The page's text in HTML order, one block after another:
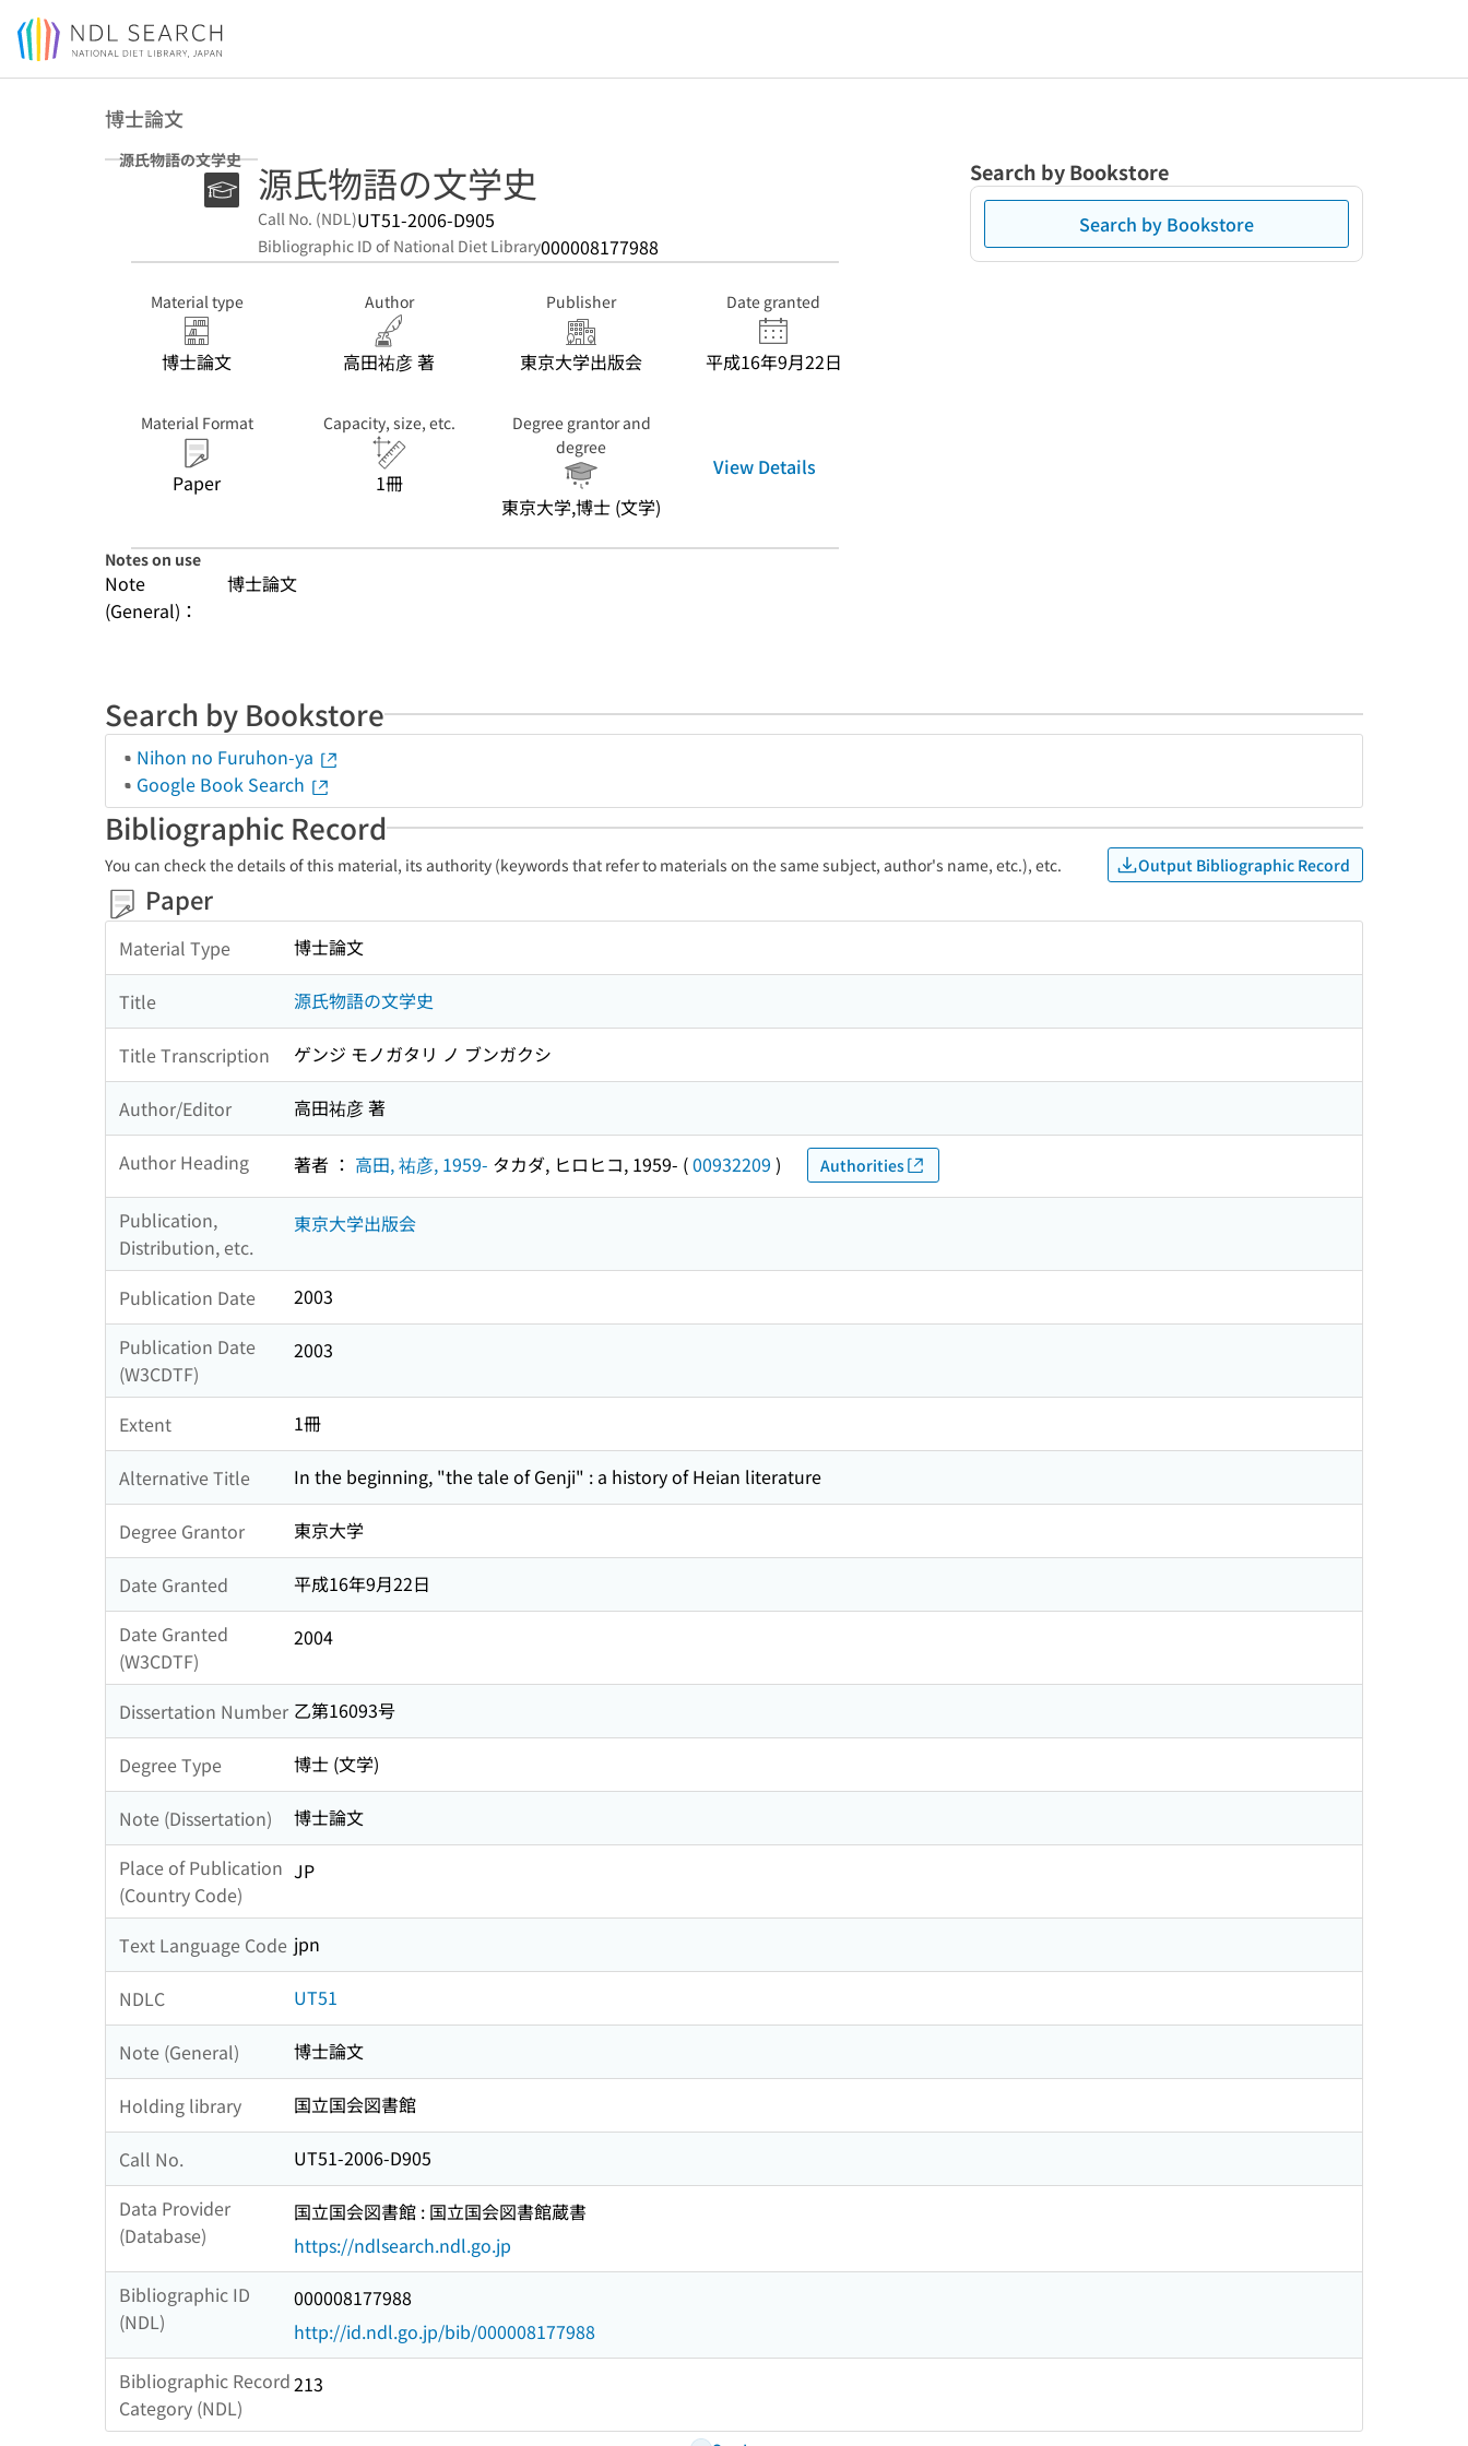
Jump to main content
博士論文
源氏物語の文学史 源氏物語の文学史
Call No. (NDL)UT51-2006-D905
Bibliographic ID of National Diet Library000008177988
Material type
博士論文
Author
高田祐彦 著
Publisher
東京大学出版会
Date granted
平成16年9月22日
Material Format
Paper
Capacity, size, etc.
1冊
Degree grantor and
degree
東京大学,博士 (文学)
View Details
Notes on use
Note
(General)：
博士論文
Search by Bookstore
Search by Bookstore
Search by Bookstore
Nihon no Furuhon-ya
Google Book Search
Bibliographic Record
You can check the details of this material, its authority (keywords that refer to materials on the same subject, author's name, etc.), etc. Output Bibliographic Record
Paper
Material Type 博士論文
Title 源氏物語の文学史
Title Transcription ゲンジ モノガタリ ノ ブンガクシ
Author/Editor 高田祐彦 著
Author Heading 著者 ： 高田, 祐彦, 1959- タカダ, ヒロヒコ, 1959- (00932209 ) Authorities
Publication,
Distribution, etc.
東京大学出版会
Publication Date
2003
Publication Date
(W3CDTF)
2003
Extent 1冊
Alternative Title In the beginning, "the tale of Genji" : a history of Heian literature
Degree Grantor 東京大学
Date Granted
平成16年9月22日
Date Granted
(W3CDTF)
2004
Dissertation Number 乙第16093号
Degree Type 博士 (文学)
Note (Dissertation)
博士論文
Place of Publication
(Country Code)
JP
Text Language Code jpn
NDLC UT51
Note (General) 博士論文
Holding library 国立国会図書館
Call No.
UT51-2006-D905
Data Provider
(Database)
国立国会図書館 : 国立国会図書館蔵書
https://ndlsearch.ndl.go.jp
Bibliographic ID
(NDL)
000008177988
http://id.ndl.go.jp/bib/000008177988
Bibliographic Record
Category (NDL)
213